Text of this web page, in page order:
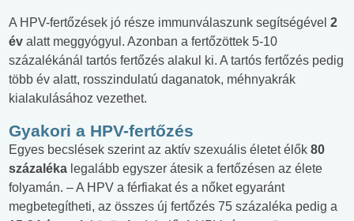
A HPV-fertőzések jó része immunválaszunk segítségével 2
év alatt meggyógyul. Azonban a fertőzöttek 5-10
százalékánál tartós fertőzés alakul ki. A tartós fertőzés pedig
több év alatt, rosszindulatú daganatok, méhnyakrák
kialakulásához vezethet.
Gyakori a HPV-fertőzés
Egyes becslések szerint az aktív szexuális életet élők 80
százaléka legalább egyszer átesik a fertőzésen az élete
folyamán. – A HPV a férfiakat és a nőket egyaránt
megbetegítheti, az összes új fertőzés 75 százaléka pedig a